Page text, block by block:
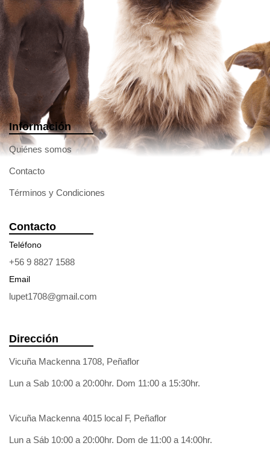
Información
Quiénes somos
Contacto
Términos y Condiciones
Contacto
Teléfono
+56 9 8827 1588
Email
lupet1708@gmail.com
Dirección
Vicuña Mackenna 1708, Peñaflor
Lun a Sab 10:00 a 20:00hr. Dom 11:00 a 15:30hr.
Vicuña Mackenna 4015 local F, Peñaflor
Lun a Sáb 10:00 a 20:00hr. Dom de 11:00 a 14:00hr.